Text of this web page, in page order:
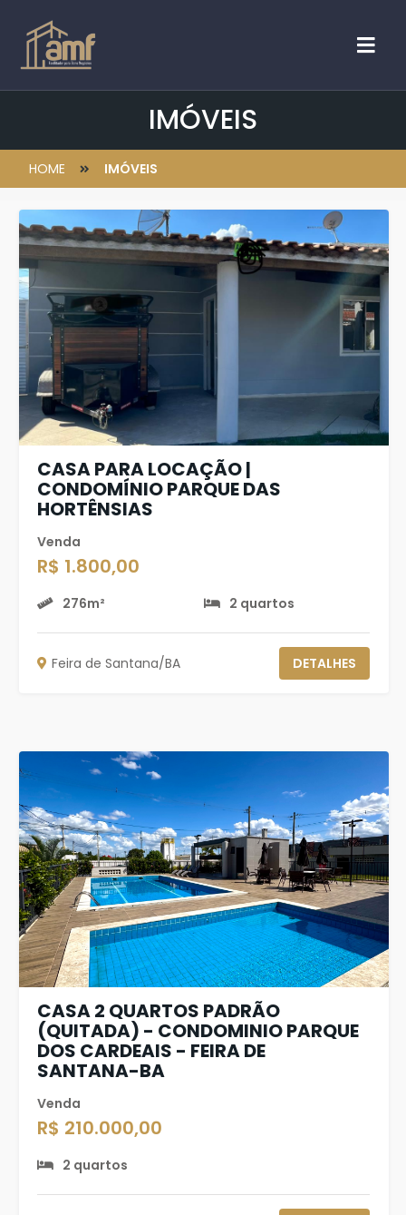
IMÓVEIS
HOME IMÓVEIS
CASA PARA LOCAÇÃO |
CONDOMÍNIO PARQUE DAS
HORTÊNSIAS
Venda
R$ 1.800,00
276m² 2 quartos
Feira de Santana/BA DETALHES
CASA 2 QUARTOS PADRÃO
(QUITADA) - CONDOMINIO PARQUE
DOS CARDEAIS - FEIRA DE
SANTANA-BA
Venda
R$ 210.000,00
2 quartos